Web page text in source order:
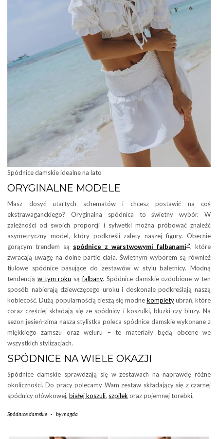
Spódnice damskie idealne na lato
ORYGINALNE MODELE
Masz dosyć utartych schematów i chcesz postawić na coś
ekstrawaganckiego? Oryginalna spódnica to świetny wybór. W
zależności od swoich proporcji i sylwetki można próbować znaleźć
asymetryczny model, który podkreśli zalety naszej figury. Obecnie
gorącym trendem są spódnice z warstwowymi falbanami , które
zwracają uwagę na dolne partie ciała. Świetnym wyborem są również
tiulowe spódnice pasujące do zestawów w stylu baletnicy. Modną
tendencją w tym roku sąfalbany. Spódnice damskie ozdobione w ten
sposób nabierają dziewczęcego uroku i doskonale podkreślają naszą
kobiecość. Dużą popularnością cieszą się modne kompletyubrań, które
coraz częściej składają się ze spódnicy i koszulki, bluzki czy bluzy. Na
sezon jesień-zima nasza stylistka poleca spódnice damskie wykonane z
miękkiego zamszu oraz weluru – te materiały będą obcene we
wszystkich stylizacjach.
SPÓDNICE NA WIELE OKAZJI
Spódnice damskie sprawdzają się w zestawach na naprawdę różne
okoliczności. Do pracy polecamy Wam zestaw składający się z czarnej
spódnicy ołówkowej, białej koszuli, szpilekoraz pojemnej torebki.
Spódnice damskie - bymagda